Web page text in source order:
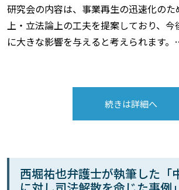
研究会の内容は、事業再生の迅速化のた
上・立法論上の工夫を提案しており、
に大きな影響を与えると考えられます
続きは詳細へ
西堀祐也弁護士が執筆した「